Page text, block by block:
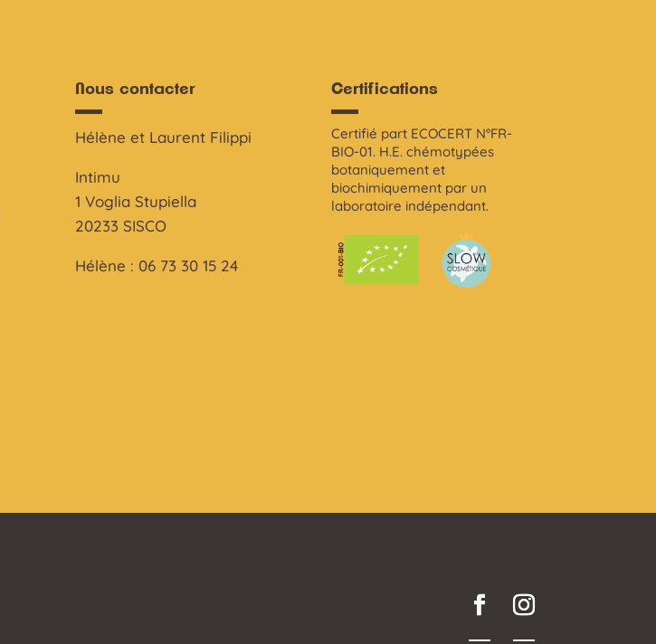
Nous contacter
Hélène et Laurent Filippi
Intimu
1 Voglia Stupiella
20233 SISCO
Hélène : 06 73 30 15 24
Certifications
Certifié part ECOCERT N°FR-
BIO-01. H.E. chémotypées
botaniquement et
biochimiquement par un
laboratoire indépendant.